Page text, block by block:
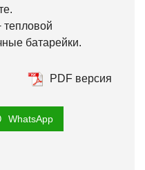
батарейки.
PDF версия
WhatsApp